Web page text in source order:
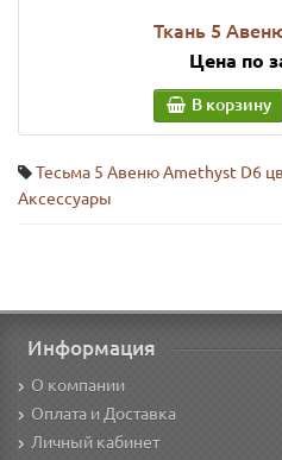
Ткань 5
Цена по
В корзину
Тесьма 5 Авеню Amethyst D6
Аксессуары
Информация
О компании
Оплата и Доставка
Личный кабинет